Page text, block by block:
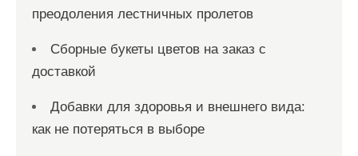
преодоления лестничных пролетов
Сборные букеты цветов на заказ с
доставкой
Добавки для здоровья и внешнего вида:
как не потеряться в выборе